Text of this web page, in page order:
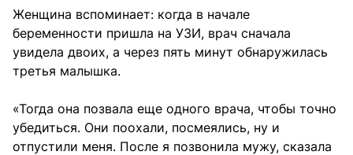
Женщина вспоминает: когда в начале
беременности пришла на УЗИ, врач сначала
увидела двоих, а через пять минут обнаружилась
третья малышка.
«Тогда она позвала еще одного врача, чтобы точно
убедиться. Они поохали, посмеялись, ну и
отпустили меня. После я позвонила мужу, сказала